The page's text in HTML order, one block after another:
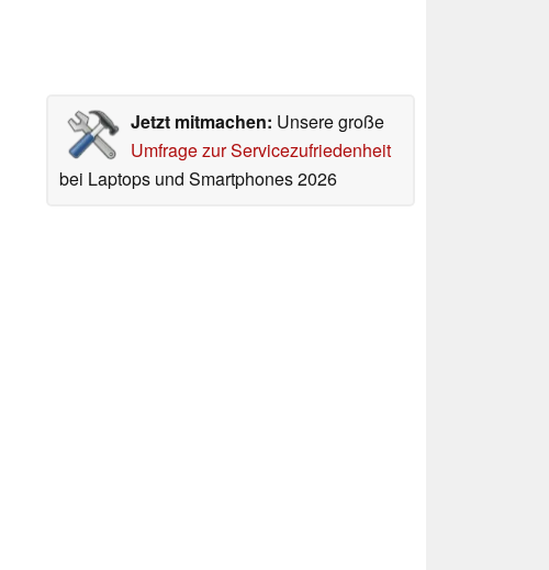
Jetzt mitmachen: Unsere große
Umfrage zur Servicezufriedenheit
bei Laptops und Smartphones 2026